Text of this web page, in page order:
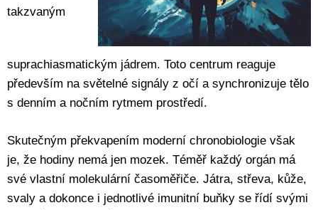
takzvaným
suprachiasmatickým jádrem. Toto centrum reaguje
především na světelné signály z očí a synchronizuje tělo
s denním a nočním rytmem prostředí.
Skutečným překvapením moderní chronobiologie však
je, že hodiny nemá jen mozek. Téměř každý orgán má
své vlastní molekulární časoměřiče. Játra, střeva, kůže,
svaly a dokonce i jednotlivé imunitní buňky se řídí svými